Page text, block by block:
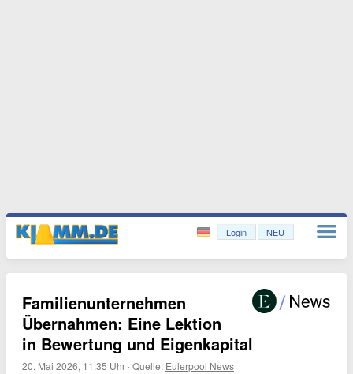
Login NEU
Familienunternehmen
Übernahmen: Eine Lektion
in Bewertung und Eigenkapital
20. Mai 2026, 11:35 Uhr ·Quelle: Eulerpool News